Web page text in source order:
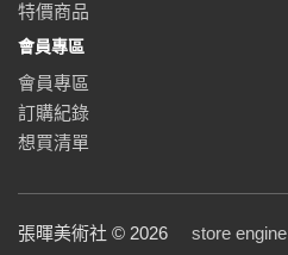
特價商品
會員專區
會員專區
訂購紀錄
想買清單
張暉美術社 © 2026 store engine